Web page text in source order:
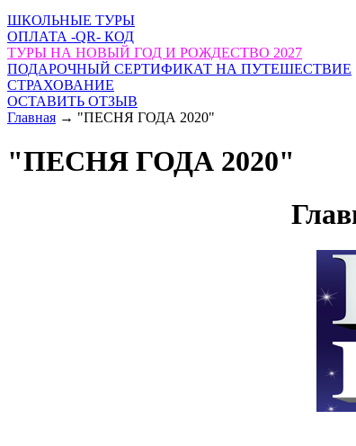
ШКОЛЬНЫЕ ТУРЫ
ОПЛАТА -QR- КОД
ТУРЫ НА НОВЫЙ ГОД И РОЖДЕСТВО 2027
ПОДАРОЧНЫЙ СЕРТИФИКАТ НА ПУТЕШЕСТВИЕ
СТРАХОВАНИЕ
ОСТАВИТЬ ОТЗЫВ
Главная → "ПЕСНЯ ГОДА 2020"
"ПЕСНЯ ГОДА 2020"